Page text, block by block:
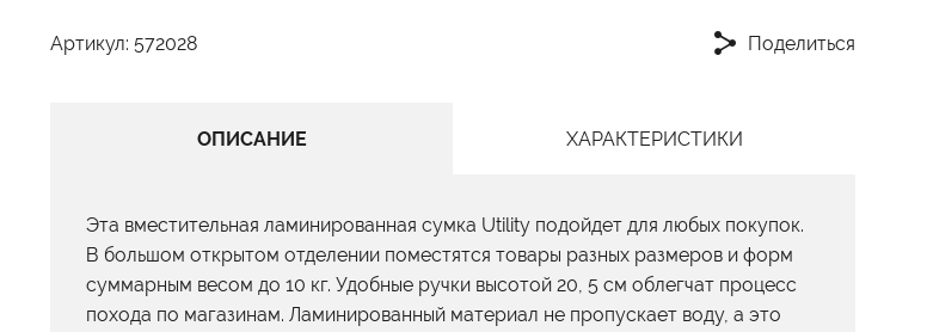
Артикул: 572028 Поделиться
ОПИСАНИЕ ХАРАКТЕРИСТИКИ
Эта вместительная ламинированная сумка Utility подойдет для любых покупок.
В большом открытом отделении поместятся товары разных размеров и форм
суммарным весом до 10 кг. Удобные ручки высотой 20, 5 см облегчат процесс
похода по магазинам. Ламинированный материал не пропускает воду, а это